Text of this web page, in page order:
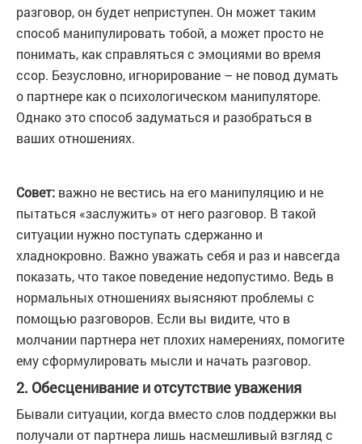
разговор, он будет неприступен. Он может таким
способ манипулировать тобой, а может просто не
понимать, как справляться с эмоциями во время
ссор. Безусловно, игнорирование – не повод думать
о партнере как о психологическом манипуляторе.
Однако это способ задуматься и разобраться в
ваших отношениях.
Совет: важно не вестись на его манипуляцию и не
пытаться «заслужить» от него разговор. В такой
ситуации нужно поступать сдержанно и
хладнокровно. Важно уважать себя и раз и навсегда
показать, что такое поведение недопустимо. Ведь в
нормальных отношениях выясняют проблемы с
помощью разговоров. Если вы видите, что в
молчании партнера нет плохих намерениях, помогите
ему сформулировать мысли и начать разговор.
2. Обесценивание и отсутствие уважения
Бывали ситуации, когда вместо слов поддержки вы
получали от партнера лишь насмешливый взгляд с